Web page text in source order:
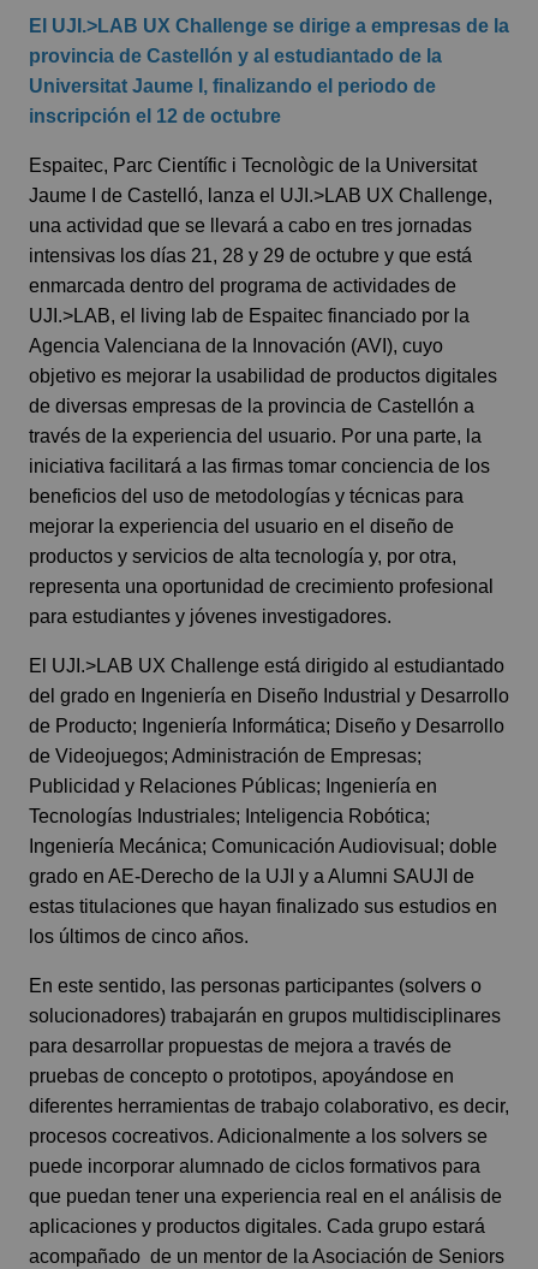
El UJI.>LAB UX Challenge se dirige a empresas de la
provincia de Castellón y al estudiantado de la
Universitat Jaume I, finalizando el periodo de
inscripción el 12 de octubre
Espaitec, Parc Científic i Tecnològic de la Universitat
Jaume I de Castelló, lanza el UJI.>LAB UX Challenge,
una actividad que se llevará a cabo en tres jornadas
intensivas los días 21, 28 y 29 de octubre y que está
enmarcada dentro del programa de actividades de
UJI.>LAB, el living lab de Espaitec financiado por la
Agencia Valenciana de la Innovación (AVI), cuyo
objetivo es mejorar la usabilidad de productos digitales
de diversas empresas de la provincia de Castellón a
través de la experiencia del usuario. Por una parte, la
iniciativa facilitará a las firmas tomar conciencia de los
beneficios del uso de metodologías y técnicas para
mejorar la experiencia del usuario en el diseño de
productos y servicios de alta tecnología y, por otra,
representa una oportunidad de crecimiento profesional
para estudiantes y jóvenes investigadores.
El UJI.>LAB UX Challenge está dirigido al estudiantado
del grado en Ingeniería en Diseño Industrial y Desarrollo
de Producto; Ingeniería Informática; Diseño y Desarrollo
de Videojuegos; Administración de Empresas;
Publicidad y Relaciones Públicas; Ingeniería en
Tecnologías Industriales; Inteligencia Robótica;
Ingeniería Mecánica; Comunicación Audiovisual; doble
grado en AE-Derecho de la UJI y a Alumni SAUJI de
estas titulaciones que hayan finalizado sus estudios en
los últimos de cinco años.
En este sentido, las personas participantes (solvers o
solucionadores) trabajarán en grupos multidisciplinares
para desarrollar propuestas de mejora a través de
pruebas de concepto o prototipos, apoyándose en
diferentes herramientas de trabajo colaborativo, es decir,
procesos cocreativos. Adicionalmente a los solvers se
puede incorporar alumnado de ciclos formativos para
que puedan tener una experiencia real en el análisis de
aplicaciones y productos digitales. Cada grupo estará
acompañado de un mentor de la Asociación de Seniors